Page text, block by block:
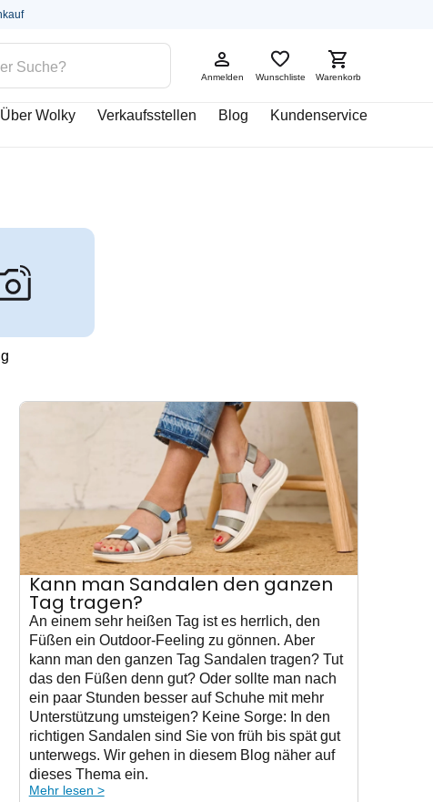
Anmelden Wunschliste Warenkorb
Über Wolky Verkaufsstellen Blog Kundenservice
Kann man Sandalen den ganzen
Tag tragen?
An einem sehr heißen Tag ist es herrlich, den
Füßen ein Outdoor-Feeling zu gönnen. Aber
kann man den ganzen Tag Sandalen tragen? Tut
das den Füßen denn gut? Oder sollte man nach
ein paar Stunden besser auf Schuhe mit mehr
Unterstützung umsteigen? Keine Sorge: In den
richtigen Sandalen sind Sie von früh bis spät gut
unterwegs. Wir gehen in diesem Blog näher auf
dieses Thema ein.
Mehr lesen >